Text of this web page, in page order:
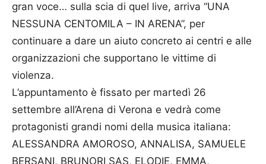
gran voce… sulla scia di quel live, arriva “UNA
NESSUNA CENTOMILA – IN ARENA”, per
continuare a dare un aiuto concreto ai centri e alle
organizzazioni che supportano le vittime di
violenza.
L’appuntamento è fissato per martedì 26
settembre all’Arena di Verona e vedrà come
protagonisti grandi nomi della musica italiana:
ALESSANDRA AMOROSO, ANNALISA, SAMUELE
BERSANI, BRUNORI SAS, ELODIE, EMMA,